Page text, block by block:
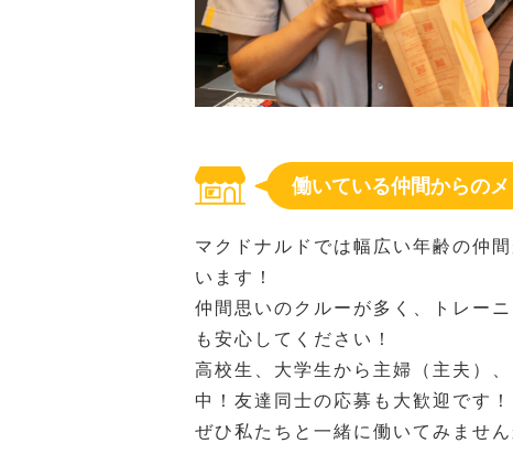
働いている仲間からの
マクドナルドでは幅広い年齢の仲
います！
仲間思いのクルーが多く、トレー
も安心してください！
高校生、大学生から主婦（主夫）
中！友達同士の応募も大歓迎です！
ぜひ私たちと一緒に働いてみませ